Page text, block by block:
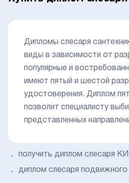
Дипломы слесаря
виды в зависимости от
популярные и
имеют пятый и шестой
удостоверения. Диплом
позволит специалисту
представленных
получить диплом слесаря
диплом слесаря подвижного